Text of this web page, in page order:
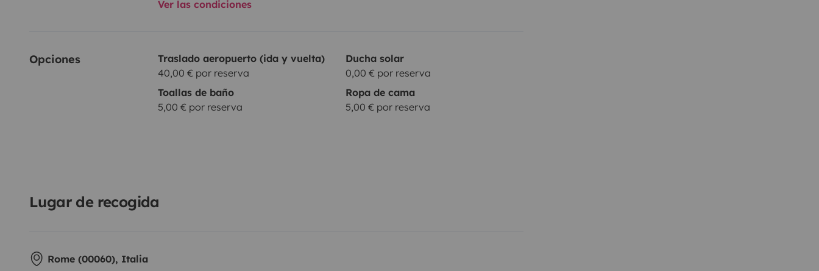
Ver las condiciones
Opciones
Traslado aeropuerto (ida y vuelta)
40,00 € por reserva
Ducha solar
0,00 € por reserva
Toallas de baño
5,00 € por reserva
Ropa de cama
5,00 € por reserva
Lugar de recogida
Rome (00060), Italia